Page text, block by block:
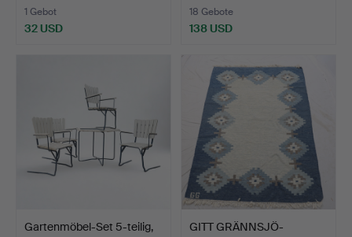
1 Gebot
32 USD
18 Gebote
138 USD
Gartenmöbel-Set 5-teilig,
GITT GRÄNNSJÖ-